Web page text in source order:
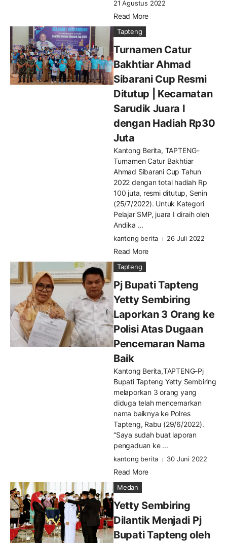
21 Agustus 2022
Read More
Tapteng
Turnamen Catur
Bakhtiar Ahmad
Sibarani Cup Resmi
Ditutup | Kecamatan
Sarudik Juara I
dengan Hadiah Rp30
Juta
Kantong Berita, TAPTENG-
Turnamen Catur Bakhtiar
Ahmad Sibarani Cup Tahun
2022 dengan total hadiah Rp
100 juta, resmi ditutup, Senin
(25/7/2022). Untuk Kategori
Pelajar SMP, juara I diraih oleh
Andika ...
kantong berita 26 Juli 2022
Read More
Tapteng
Pj Bupati Tapteng
Yetty Sembiring
Laporkan 3 Orang ke
Polisi Atas Dugaan
Pencemaran Nama
Baik
Kantong Berita,TAPTENG-Pj
Bupati Tapteng Yetty Sembiring
melaporkan 3 orang yang
diduga telah mencemarkan
nama baiknya ke Polres
Tapteng, Rabu (29/6/2022).
“Saya sudah buat laporan
pengaduan ke ...
kantong berita 30 Juni 2022
Read More
Medan
Yetty Sembiring
Dilantik Menjadi Pj
Bupati Tapteng oleh